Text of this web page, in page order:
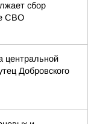
сбор
СВО
центральной
Добровского